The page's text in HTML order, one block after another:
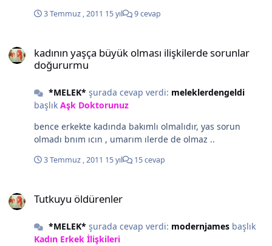
3 Temmuz , 2011 15 yıl 9 cevap
kadının yaşça büyük olması ilişkilerde sorunlar
doğururmu
*MELEK*şurada cevap verdi: meleklerdengeldi
başlık Aşk Doktorunuz
bence erkekte kadında bakımlı olmalıdır, yas sorun
olmadı bnım ıcın , umarım ılerde de olmaz ..
3 Temmuz , 2011 15 yıl 15 cevap
Tutkuyu öldürenler
*MELEK*şurada cevap verdi: modernjamesbaşlık
Kadın Erkek İlişkileri